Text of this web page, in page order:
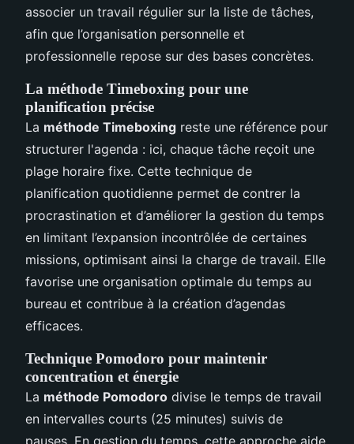
associer un travail régulier sur la liste de tâches,
afin que l’organisation personnelle et
professionnelle repose sur des bases concrètes.
La méthode Timeboxing pour une
planification précise
La méthode Timeboxing reste une référence pour
structurer l'agenda : ici, chaque tâche reçoit une
plage horaire fixe. Cette technique de
planification quotidienne permet de contrer la
procrastination et d’améliorer la gestion du temps
en limitant l’expansion incontrôlée de certaines
missions, optimisant ainsi la charge de travail. Elle
favorise une organisation optimale du temps au
bureau et contribue à la création d’agendas
efficaces.
Technique Pomodoro pour maintenir
concentration et énergie
La méthode Pomodoro divise le temps de travail
en intervalles courts (25 minutes) suivis de
pauses. En gestion du temps, cette approche aide